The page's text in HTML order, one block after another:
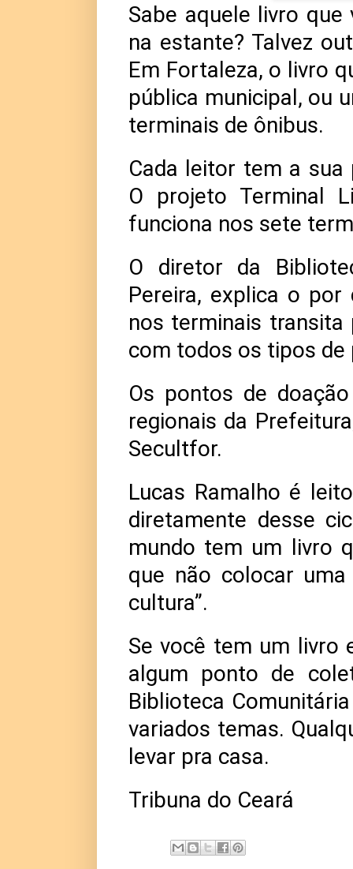
Sabe aquele livro
na estante? Talvez
Em Fortaleza, o livro
pública municipal, ou
terminais de ônibus.
Cada leitor tem a
O projeto Terminal
funciona nos sete
O diretor da
Pereira, explica o por
nos terminais transita
com todos os tipos de
Os pontos de
regionais da
Secultfor.
Lucas Ramalho é
diretamente desse
mundo tem um livro
que não colocar
cultura”.
Se você tem um livro
algum ponto de
Biblioteca
variados temas.
levar pra casa.
Tribuna do Ceará